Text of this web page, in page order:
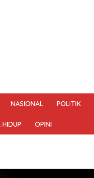
NASIONAL POLITIK
OPINI